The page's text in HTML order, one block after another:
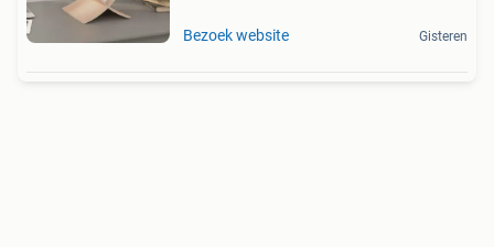
Bezoek website Gisteren